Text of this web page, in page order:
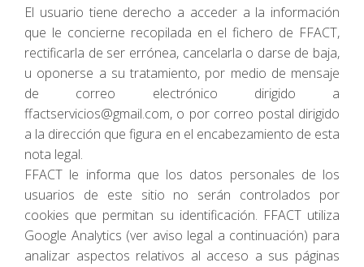
El usuario tiene derecho a acceder a la información
que le concierne recopilada en el fichero de FFACT,
rectificarla de ser errónea, cancelarla o darse de baja,
u oponerse a su tratamiento, por medio de mensaje
de correo electrónico dirigido a
ffactservicios@gmail.com, o por correo postal dirigido
a la dirección que figura en el encabezamiento de esta
nota legal.
FFACT le informa que los datos personales de los
usuarios de este sitio no serán controlados por
cookies que permitan su identificación. FFACT utiliza
Google Analytics (ver aviso legal a continuación) para
analizar aspectos relativos al acceso a sus páginas